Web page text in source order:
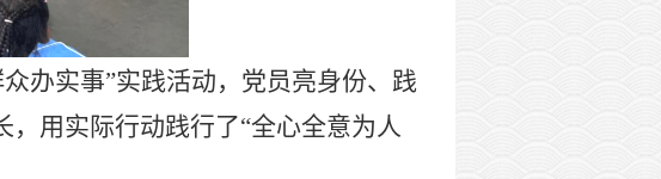
众办实事”实践活动，党员亮身份、践
用实际行动践行了“全心全意为人